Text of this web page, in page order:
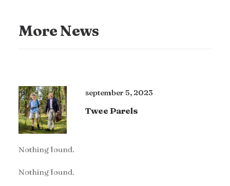
More News
september 5, 2023
Twee Parels
Nothing found.
Nothing found.